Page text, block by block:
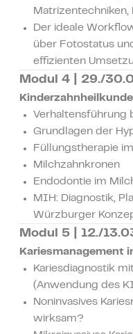
Der ideale
über Fotostatus
effizienten
Modul 4 | 29./
Verhaltensführung
Grundlagen der
Füllungstherapie
Milchzahnkronen
Endodontie im
MIH: Diagnostik,
Würzburger
Modul 5 | 12./
Kariesmanagement
Kariesdiagnostik
(Anwendung des
Noninvasives
wirksam?